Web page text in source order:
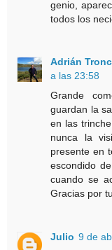
genio,
todos los
Adrián
a las 23:58
Grande
guardan la
en las
nunca la
presente en
escondido
cuando se
Gracias por
Julio 9 de